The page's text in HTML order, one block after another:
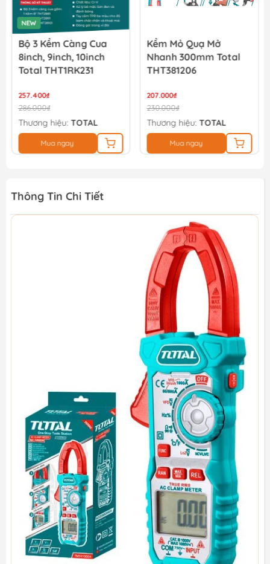
NEW
Bộ 3 Kềm Càng Cua
8inch, 9inch, 10inch
Total THT1RK231
257.400₫
286.000₫
Thương hiệu: TOTAL
Mua ngay
Kềm Mỏ Quạ Mở
Nhanh 300mm Total
THT381206
207.000₫
230.000₫
Thương hiệu:TOTAL
Mua ngay
Thông Tin Chi Tiết